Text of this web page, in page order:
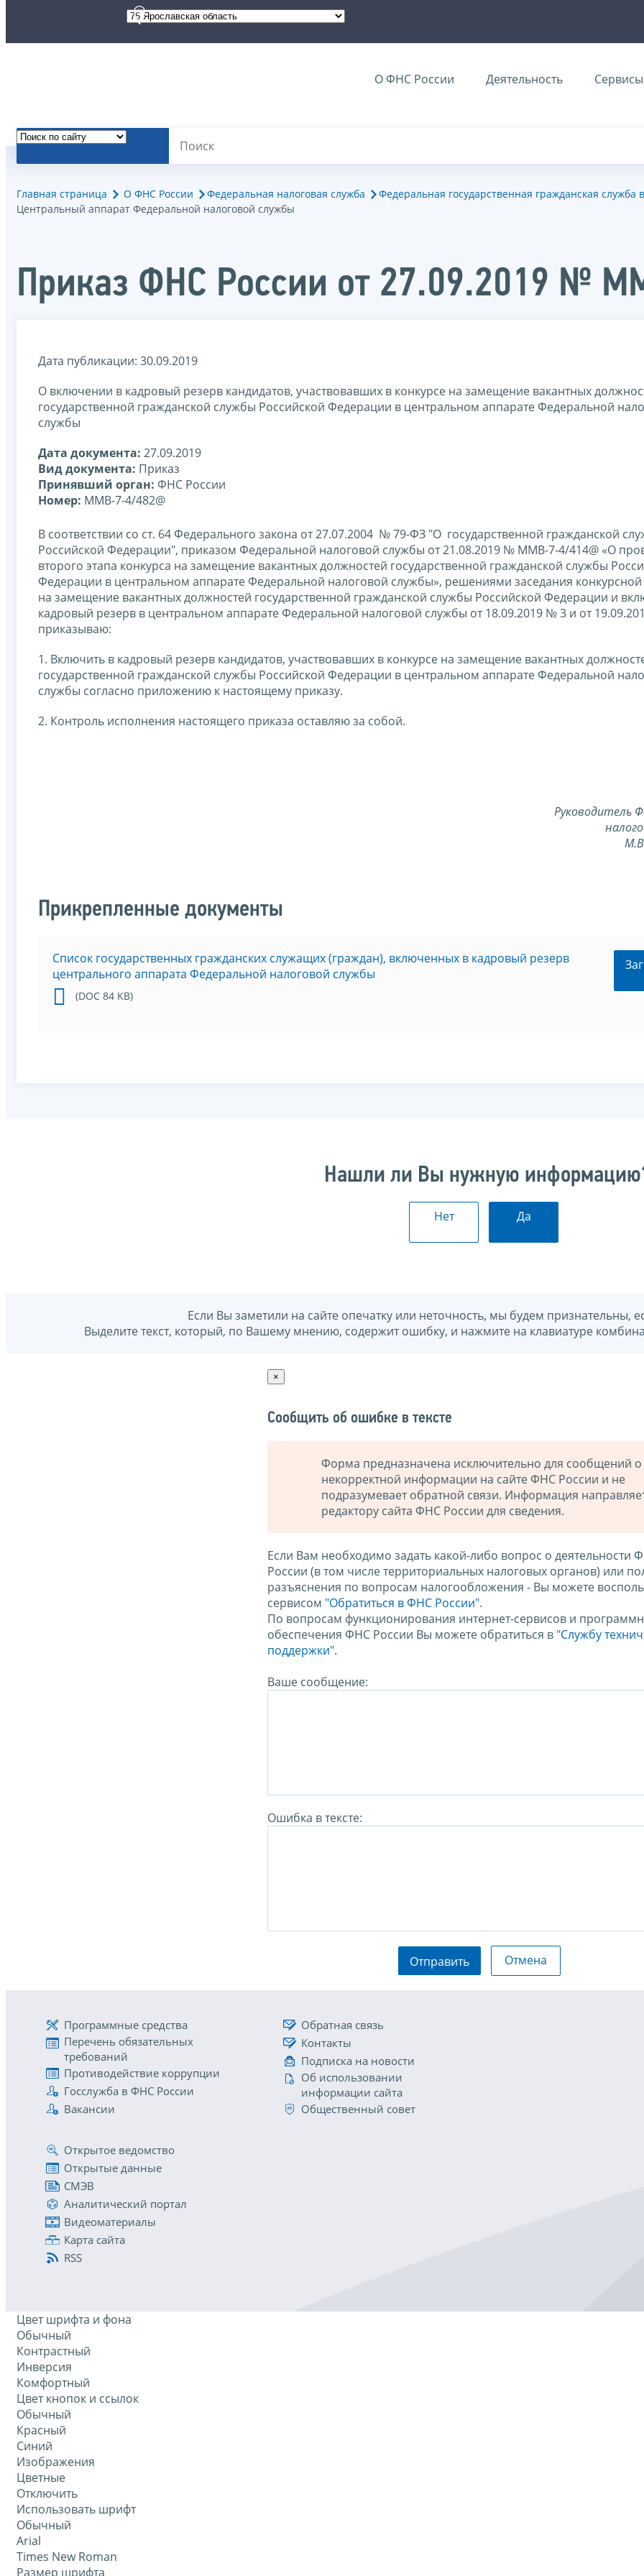
О ФНС России Деятельность Сервисы
Главная страница О ФНС России Федеральная налоговая служба
Федеральная государственная гражданская служба
Центральный аппарат Федеральной налоговой службы
Приказ ФНС России от 27.09.2019 №
Дата публикации: 30.09.2019
О включении в кадровый резерв кандидатов, участвовавших в конкурсе на замещение вакантных
государственной гражданской службы Российской Федерации в центральном аппарате Федеральной
службы
Дата документа: 27.09.2019
Вид документа: Приказ
Принявший орган: ФНС России
Номер: ММВ-7-4/482@
В соответствии со ст. 64 Федерального закона от 27.07.2004 № 79-ФЗ "О государственной гражданской
Российской Федерации", приказом Федеральной налоговой службы от 21.08.2019 № ММВ-7-4/414@ «О
второго этапа конкурса на замещение вакантных должностей государственной гражданской службы
Федерации в центральном аппарате Федеральной налоговой службы», решениями заседания
на замещение вакантных должностей государственной гражданской службы Российской Федерации и
кадровый резерв в центральном аппарате Федеральной налоговой службы от 18.09.2019 № 3 и от
приказываю:
1. Включить в кадровый резерв кандидатов, участвовавших в конкурсе на замещение вакантных
государственной гражданской службы Российской Федерации в центральном аппарате Федеральной
службы согласно приложению к настоящему приказу.
2. Контроль исполнения настоящего приказа оставляю за собой.
Руководитель
Прикрепленные документы
Список государственных гражданских служащих (граждан), включенных в кадровый резерв
центрального аппарата Федеральной налоговой службы
(DOC 84 KB)
Нашли ли Вы нужную
Нет Да
Если Вы заметили на сайте опечатку или неточность, мы будем признательны,
Выделите текст, который, по Вашему мнению, содержит ошибку, и нажмите на клавиатуре
×
Сообщить об ошибке в тексте
Форма предназначена исключительно для сообщений о
некорректной информации на сайте ФНС России и не
подразумевает обратной связи. Информация
редактору сайта ФНС России для сведения.
Если Вам необходимо задать какой-либо вопрос о деятельности
России (в том числе территориальных налоговых органов) или
разъяснения по вопросам налогообложения - Вы можете
сервисом "Обратиться в ФНС России".
По вопросам функционирования интернет-сервисов и
обеспечения ФНС России Вы можете обратиться в "Службу
поддержки".
Ваше сообщение:
Ошибка в тексте:
Отправить Отмена
Программные средства
Перечень обязательных
требований
Противодействие коррупции
Госслужба в ФНС России
Вакансии
Обратная связь
Контакты
Подписка на новости
Об использовании
информации сайта
Общественный совет
Открытое ведомство
Открытые данные
СМЭВ
Аналитический портал
Видеоматериалы
Карта сайта
RSS
Цвет шрифта и фона
Обычный
Контрастный
Инверсия
Комфортный
Цвет кнопок и ссылок
Обычный
Красный
Синий
Изображения
Цветные
Отключить
Использовать шрифт
Обычный
Arial
Times New Roman
Размер шрифта